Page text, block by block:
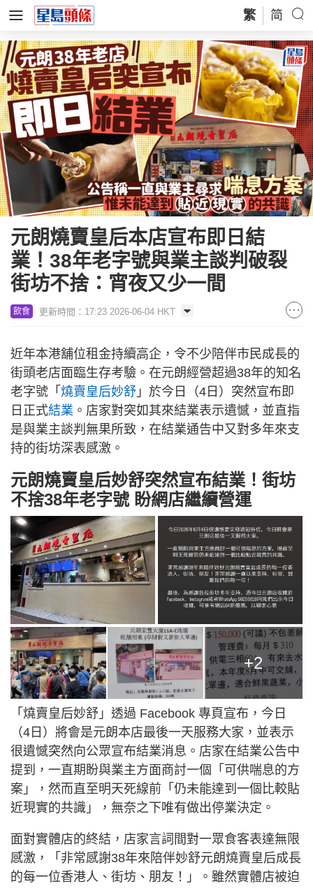
繁 简
元朗燒賣皇后本店宣布即日結
業！38年老字號與業主談判破裂
街坊不捨：宵夜又少一間
飲食 更新時間：17:23 2026-06-04 HKT
近年本港舖位租金持續高企，令不少陪伴市民成長的
街頭老店面臨生存考驗。在元朗經營超過38年的知名
老字號「 燒賣皇后妙舒 」於今日（4日）突然宣布即
日正式結業 。店家對突如其來結業表示遺憾，並直指
是與業主談判無果所致，在結業通告中又對多年來支
持的街坊深表感激。
元朗燒賣皇后妙舒突然宣布結業！街坊
不捨38年老字號 盼網店繼續營運
+2
「燒賣皇后妙舒」透過 Facebook 專頁宣布，今日
（4日）將會是元朗本店最後一天服務大家，並表示
很遺憾突然向公眾宣布結業消息。店家在結業公告中
提到，一直期盼與業主方面商討一個「可供喘息的方
案」，然而直至明天死線前「仍未能達到一個比較貼
近現實的共識」，無奈之下唯有做出停業決定。
面對實體店的終結，店家言詞間對一眾食客表達無限
感激，「非常感謝38年來陪伴妙舒元朗燒賣皇后成長
的每一位香港人、街坊、朋友！」。雖然實體店被迫